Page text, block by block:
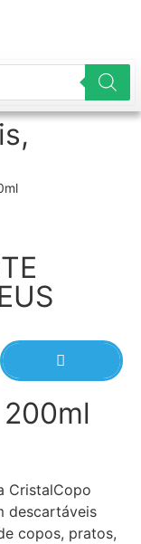
,
CristalCopo
descartáveis
copos, pratos,